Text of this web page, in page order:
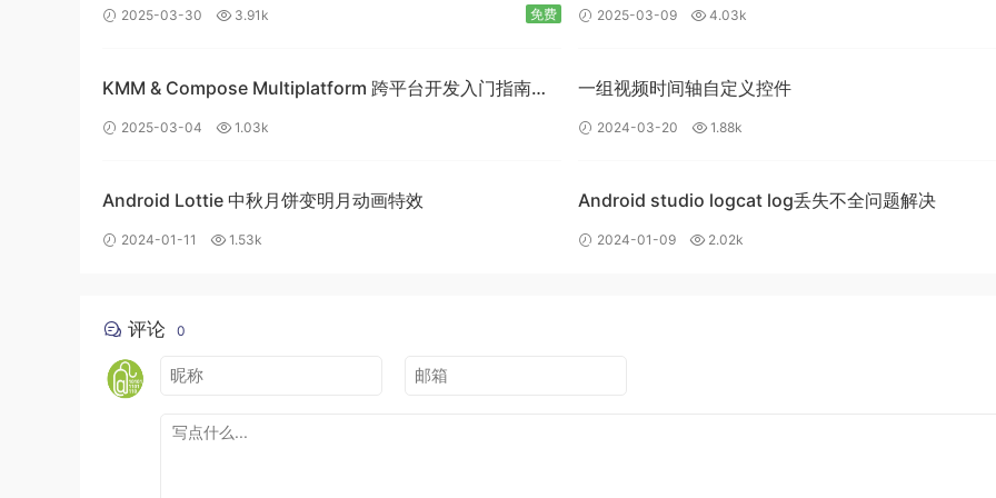
2025-03-30 3.91k 免费 2025-03-09 4.03k
KMM & Compose Multiplatform 跨平台开发入门指南：
构建高效的移动应用
2025-03-04 1.03k
一组视频时间轴自定义控件
2024-03-20 1.88k
Android Lottie 中秋月饼变明月动画特效
2024-01-11 1.53k
Android studio logcat log丢失不全问题解决
2024-01-09 2.02k
评论 0